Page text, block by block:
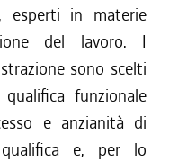
esperti in materie
del lavoro. I
sono scelti
funzionale
e anzianità di
e, per lo